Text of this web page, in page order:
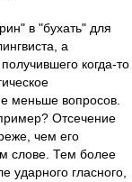
в "бухать" для
а
когда-то
меньше вопросов.
Отсечение
чем его
слове. Тем более
ударного гласного,